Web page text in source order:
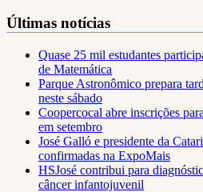
Últimas notícias
Quase 25 mil estudantes
de Matemática
Parque Astronômico prepara
neste sábado
Coopercocal abre inscrições
em setembro
José Galló e presidente da
confirmadas na ExpoMais
HSJosé contribui para
câncer infantojuvenil